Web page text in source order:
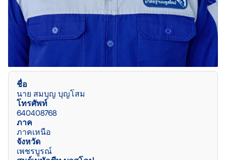
ชื่อ
นาย สมบุญ บุญโสม
โทรศัพท์
640408768
ภาค
ภาคเหนือ
จังหวัด
เพชรบูรณ์